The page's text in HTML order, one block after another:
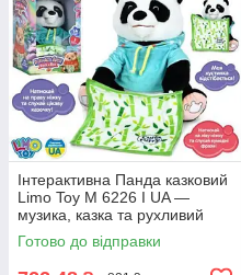
Інтерактивна Панда казковий
Limo Toy M 6226 I UA —
музика, казка та рухливий
рот, ідеально для малюка
Готово до відправки